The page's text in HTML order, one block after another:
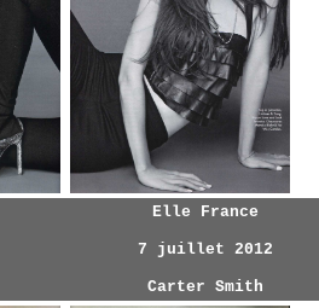
Elle France
7 juillet 2012
Carter Smith